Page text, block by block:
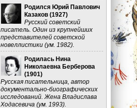
Родился Юрий Павлович
Казаков (1927)
Русский советский
писатель. Один из крупнейших
представителей советской
новеллистики (ум. 1982).
Родилась Нина
Николаевна Берберова
(1901)
Русская писательница, автор
документально-биографических
исследований. Жена Владислава
Ходасевича (ум. 1993).